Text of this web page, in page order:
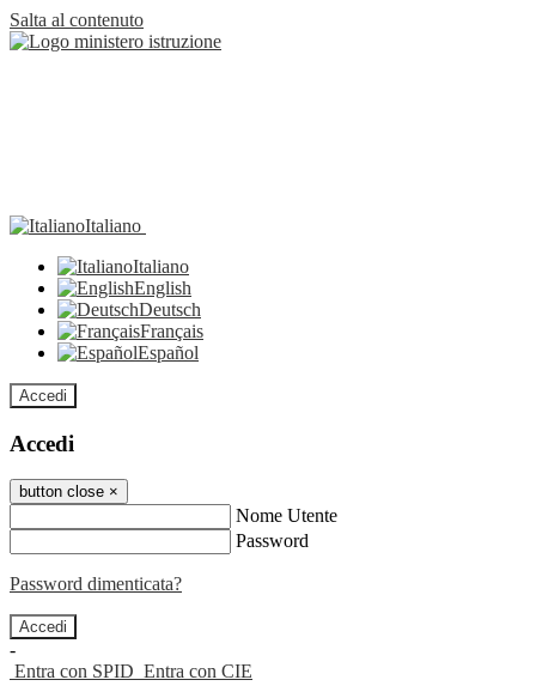
Salta al contenuto
Italiano
Italiano
English
Deutsch
Français
Español
Accedi
Accedi
button close ×
Nome Utente
Password
Password dimenticata?
-
Entra con SPID Entra con CIE